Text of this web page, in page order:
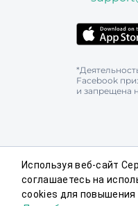
Facebook
и запрещена
Используя веб-сайт
соглашаетесь на
cookies для повышения